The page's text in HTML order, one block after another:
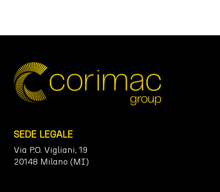
SEDE LEGALE
Via P.O. Vigliani, 19
20148 Milano (MI)